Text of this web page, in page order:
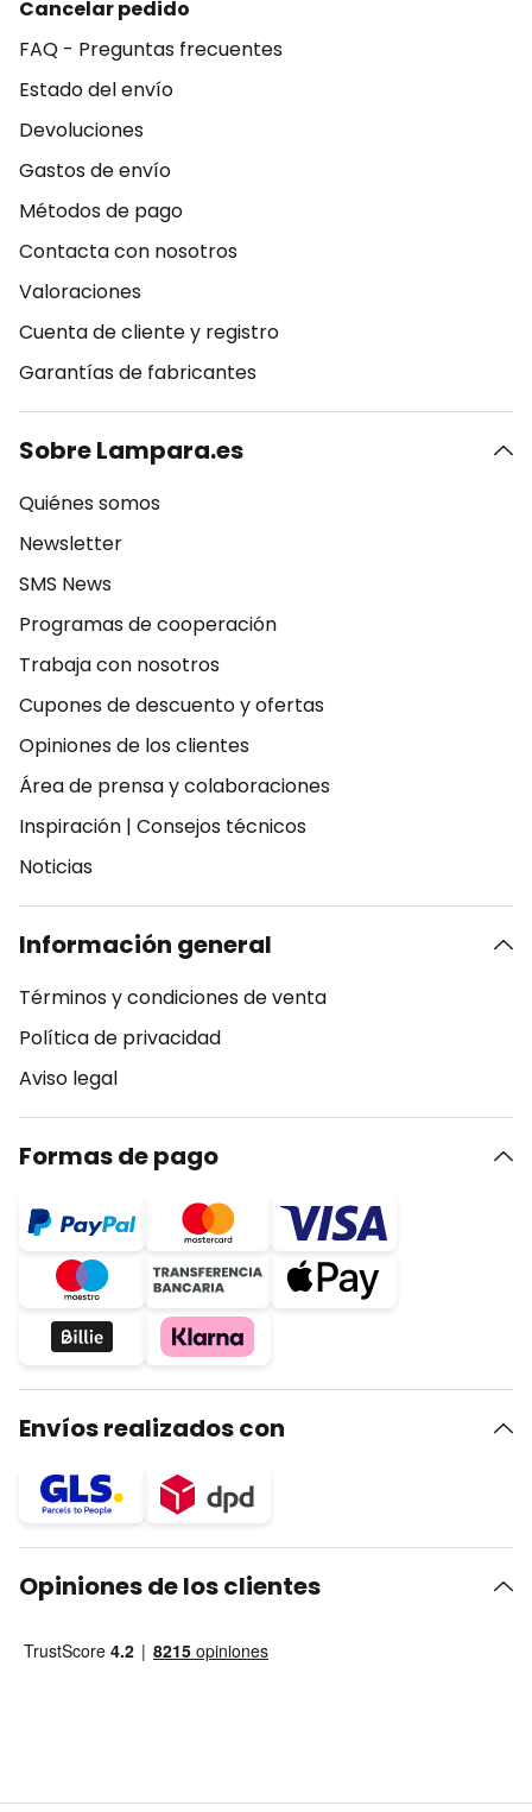
Cancelar pedido
FAQ - Preguntas frecuentes
Estado del envío
Devoluciones
Gastos de envío
Métodos de pago
Contacta con nosotros
Valoraciones
Cuenta de cliente y registro
Garantías de fabricantes
Sobre Lampara.es
Quiénes somos
Newsletter
SMS News
Programas de cooperación
Trabaja con nosotros
Cupones de descuento y ofertas
Opiniones de los clientes
Área de prensa y colaboraciones
Inspiración | Consejos técnicos
Noticias
Información general
Términos y condiciones de venta
Política de privacidad
Aviso legal
Formas de pago
Envíos realizados con
Opiniones de los clientes